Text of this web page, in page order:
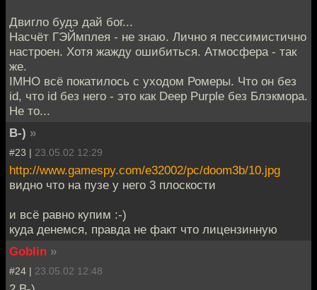
Двигло будэ дай бог...
Насчёт ГЭЙмплея - не знаю. Лично я пессимистично
настроен. Хотя жажду ошибиться. Атмосфера - так
же.
IMHO всё покатилось с уходом Ромеры. Что он без
id, что id без него - это как Deep Purple без Блэкмора.
Не то...
B-) »
#23 | 23.05.02 12:29
http://www.gamespy.com/e32002/pc/doom3b/10.jpg
видно что на пузе у него 3 плоскости
и всё равно купим :-)
куда денемся, правда не факт что лицензинную
Goblin »
#24 | 23.05.02 12:48